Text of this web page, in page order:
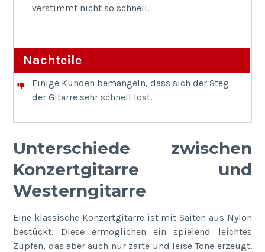
verstimmt nicht so schnell.
Nachteile
Einige Kunden bemängeln, dass sich der Steg
der Gitarre sehr schnell löst.
Unterschiede zwischen
Konzertgitarre und
Westerngitarre
Eine klassische Konzertgitarre ist mit Saiten aus Nylon
bestückt. Diese ermöglichen ein spielend leichtes
Zupfen, das aber auch nur zarte und leise Töne erzeugt.